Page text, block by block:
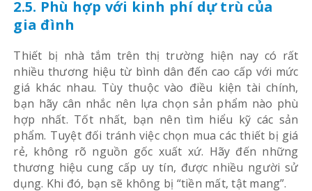
2.5. Phù hợp với kinh phí dự trù của
gia đình
Thiết bị nhà tắm trên thị trường hiện nay có rất
nhiều thương hiệu từ bình dân đến cao cấp với mức
giá khác nhau. Tùy thuộc vào điều kiện tài chính,
bạn hãy cân nhắc nên lựa chọn sản phẩm nào phù
hợp nhất. Tốt nhất, bạn nên tìm hiểu kỹ các sản
phẩm. Tuyệt đối tránh việc chọn mua các thiết bị giá
rẻ, không rõ nguồn gốc xuất xứ. Hãy đến những
thương hiệu cung cấp uy tín, được nhiều người sử
dụng. Khi đó, bạn sẽ không bị “tiền mất, tật mang”.